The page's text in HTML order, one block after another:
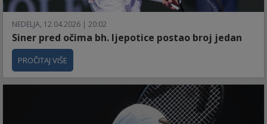
NEDELJA, 12.04.2026 | 20:02
Siner pred očima bh. ljepotice postao broj jedan
PROČITAJ VIŠE